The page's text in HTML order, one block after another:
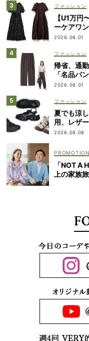
ファッション
【U1万
ーケアワ
2026.08.01
ファッション
帰省、通
「名品パ
2026.08.01
ファッション
夏でも涼
用、レザ
2026.08.08
「NOT A
上の家族